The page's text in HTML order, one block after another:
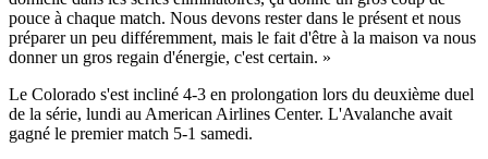
pouce à chaque match. Nous devons rester dans le présent et nous
préparer un peu différemment, mais le fait d'être à la maison va nous
donner un gros regain d'énergie, c'est certain. »
Le Colorado s'est incliné 4-3 en prolongation lors du deuxième duel
de la série, lundi au American Airlines Center. L'Avalanche avait
gagné le premier match 5-1 samedi.